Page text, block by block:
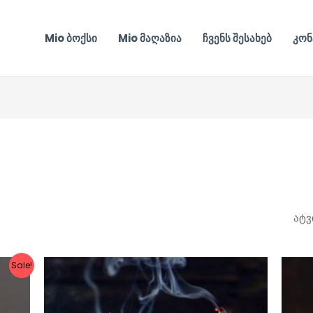
Mio ბოქსი Mio მაღაზია ჩვენს შესახებ
Sale!